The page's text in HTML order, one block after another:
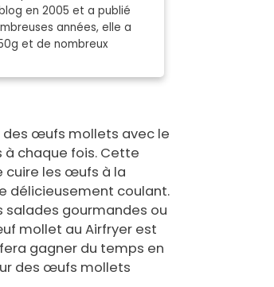
en 2005 et a publié
années, elle a
et de nombreux
des œufs mollets avec le
chaque fois. Cette
les œufs à la
délicieusement coulant.
gourmandes ou
mollet au Airfryer est
gagner du temps en
des œufs mollets